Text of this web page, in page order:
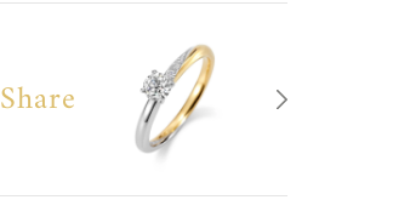
Share